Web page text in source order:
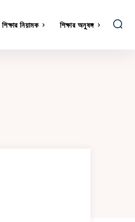
শিক্ষার নিয়ামক শিক্ষার অনুষঙ্গ